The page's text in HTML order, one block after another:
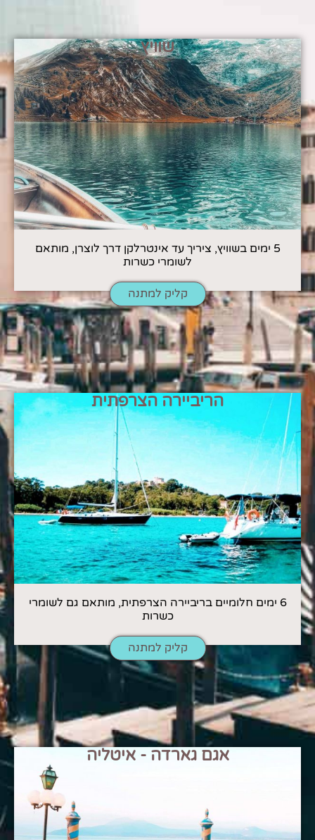
שוויץ
5 ימים בשוויץ, ציריך עד אינטרלקן דרך לוצרן, מותאם
לשומרי כשרות
קליק למתנה
הריביירה הצרפתית
6 ימים חלומיים בריביירה הצרפתית, מותאם גם לשומרי
כשרות
קליק למתנה
אגם גארדה - איטליה